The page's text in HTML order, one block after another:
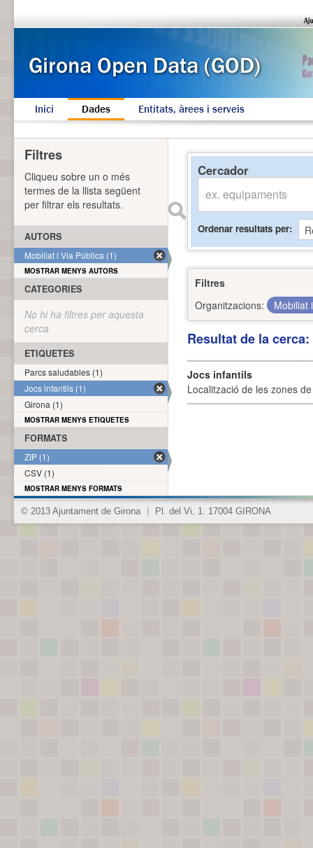
Inici Dades Entitats, àrees i serveis
Cercador
Ordenar resultats per
Filtres
Organitzacions:
Mobiliat
Resultat de la
Jocs infantils
Localització de les zones
Filtres
Cliqueu sobre un o més
termes de la llista següent
per filtrar els resultats.
AUTORS
Mobiliat i Via Pública (1)
MOSTRAR MENYS AUTORS
CATEGORIES
No hi ha filtres per aquesta
cerca
ETIQUETES
Parcs saludables (1)
Jocs infantils (1)
Girona (1)
MOSTRAR MENYS ETIQUETES
FORMATS
ZIP (1)
CSV (1)
MOSTRAR MENYS FORMATS
© 2013 Ajuntament de Girona Pl. del Vi, 1. 17004 GIRONA